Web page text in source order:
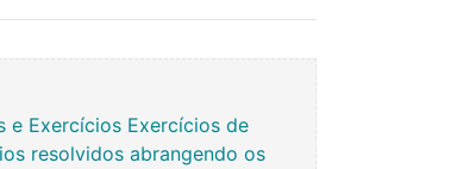
e Exercícios Exercícios de
resolvidos abrangendo os